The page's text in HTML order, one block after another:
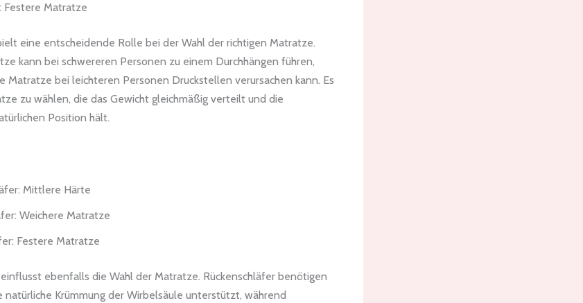
Festere Matratze
eine entscheidende Rolle bei der Wahl der richtigen Matratze.
kann bei schwereren Personen zu einem Durchhängen führen,
Matratze bei leichteren Personen Druckstellen verursachen kann. Es
zu wählen, die das Gewicht gleichmäßig verteilt und die
Position hält.
Mittlere Härte
Weichere Matratze
Festere Matratze
ebenfalls die Wahl der Matratze. Rückenschläfer benötigen
natürliche Krümmung der Wirbelsäule unterstützt, während